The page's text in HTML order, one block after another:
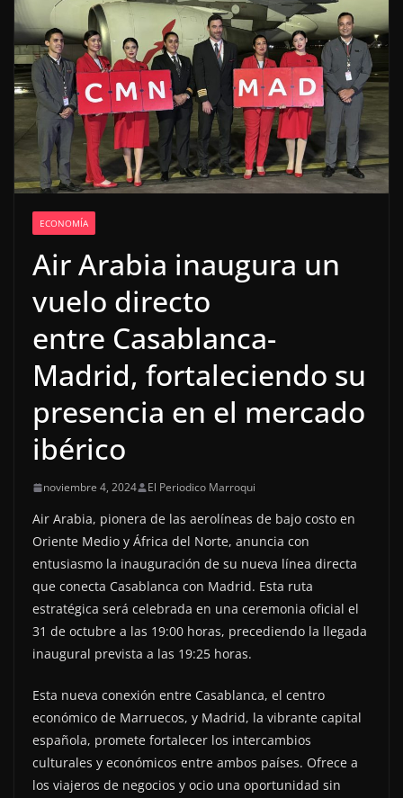
ECONOMÍA
Air Arabia inaugura un
vuelo directo
entre Casablanca-
Madrid, fortaleciendo su
presencia en el mercado
ibérico
noviembre 4, 2024 El Periodico Marroqui
Air Arabia, pionera de las aerolíneas de bajo costo en
Oriente Medio y África del Norte, anuncia con
entusiasmo la inauguración de su nueva línea directa
que conecta Casablanca con Madrid. Esta ruta
estratégica será celebrada en una ceremonia oficial el
31 de octubre a las 19:00 horas, precediendo la llegada
inaugural prevista a las 19:25 horas.
Esta nueva conexión entre Casablanca, el centro
económico de Marruecos, y Madrid, la vibrante capital
española, promete fortalecer los intercambios
culturales y económicos entre ambos países. Ofrece a
los viajeros de negocios y ocio una oportunidad sin